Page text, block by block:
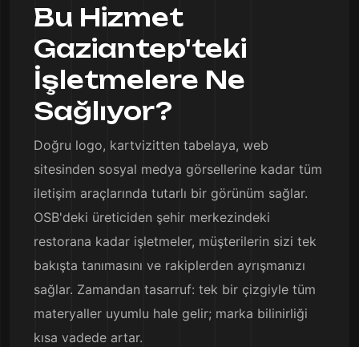
Bu Hizmet
Gaziantep'teki
İşletmelere Ne
Sağlıyor?
Doğru logo, kartvizitten tabelaya, web
sitesinden sosyal medya görsellerine kadar tüm
iletişim araçlarında tutarlı bir görünüm sağlar.
OSB'deki üreticiden şehir merkezindeki
restorana kadar işletmeler, müşterilerin sizi tek
bakışta tanımasını ve rakiplerden ayrışmanızı
sağlar. Zamandan tasarruf: tek bir çizgiyle tüm
materyaller uyumlu hale gelir; marka bilinirliği
kısa vadede artar.